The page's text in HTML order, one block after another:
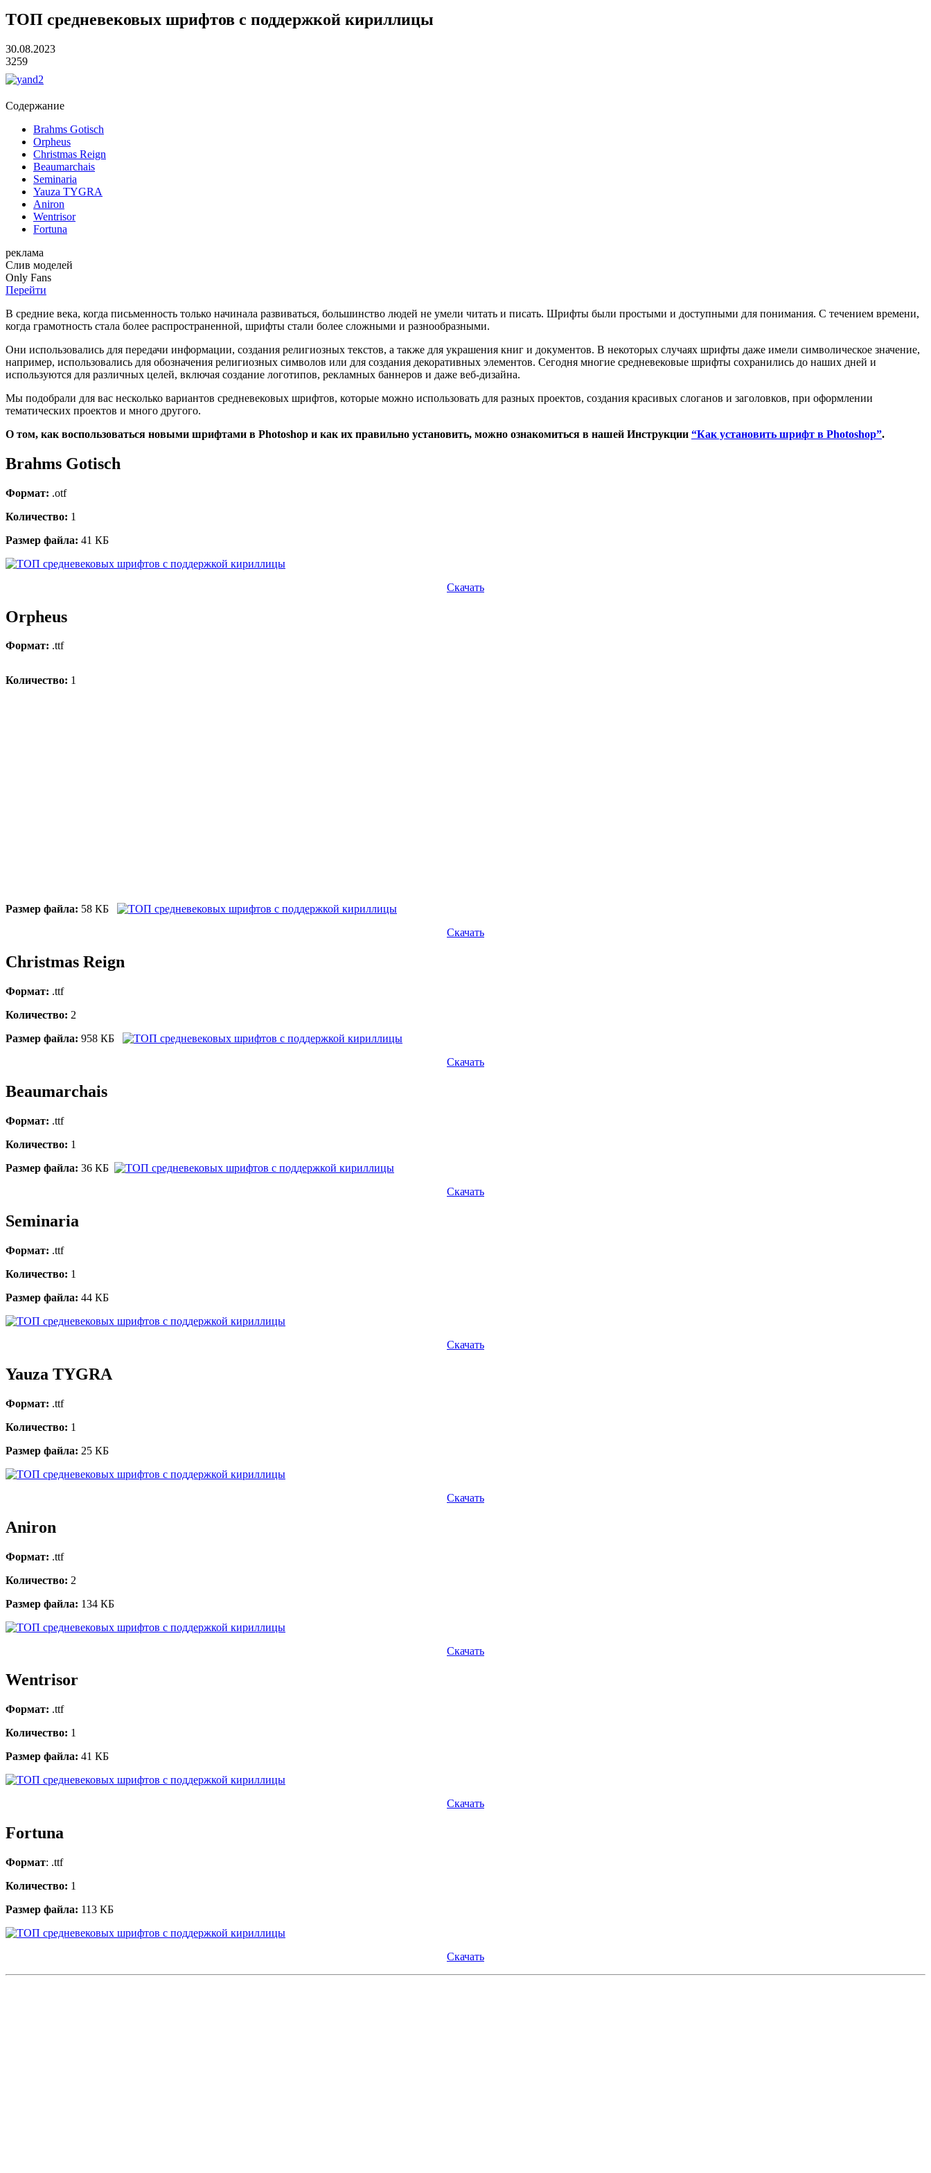
ТОП средневековых шрифтов с поддержкой кириллицы
30.08.2023
3259
Содержание
Brahms Gotisch
Orpheus
Christmas Reign
Beaumarchais
Seminaria
Yauza TYGRA
Aniron
Wentrisor
Fortuna
реклама
Слив моделей
Only Fans
Перейти
В средние века, когда письменность только начинала развиваться, большинство людей не умели читать и писать. Шрифты были простыми и доступными для понимания. С течением времени,
когда грамотность стала более распространенной, шрифты стали более сложными и разнообразными.
Они использовались для передачи информации, создания религиозных текстов, а также для украшения книг и документов. В некоторых случаях шрифты даже имели символическое значение,
например, использовались для обозначения религиозных символов или для создания декоративных элементов. Сегодня многие средневековые шрифты сохранились до наших дней и
используются для различных целей, включая создание логотипов, рекламных баннеров и даже веб-дизайна.
Мы подобрали для вас несколько вариантов средневековых шрифтов, которые можно использовать для разных проектов, создания красивых слоганов и заголовков, при оформлении
тематических проектов и много другого.
О том, как воспользоваться новыми шрифтами в Photoshop и как их правильно установить, можно ознакомиться в нашей Инструкции “Как установить шрифт в Photoshop”.
Brahms Gotisch
Формат: .otf
Количество: 1
Размер файла: 41 КБ
Скачать
Orpheus
Формат: .ttf
Количество: 1
Размер файла: 58 КБ
Скачать
Christmas Reign
Формат: .ttf
Количество: 2
Размер файла: 958 КБ
Скачать
Beaumarchais
Формат: .ttf
Количество: 1
Размер файла: 36 КБ
Скачать
Seminaria
Формат: .ttf
Количество: 1
Размер файла: 44 КБ
Скачать
Yauza TYGRA
Формат: .ttf
Количество: 1
Размер файла: 25 КБ
Скачать
Aniron
Формат: .ttf
Количество: 2
Размер файла: 134 КБ
Скачать
Wentrisor
Формат: .ttf
Количество: 1
Размер файла: 41 КБ
Скачать
Fortuna
Формат: .ttf
Количество: 1
Размер файла: 113 КБ
Скачать